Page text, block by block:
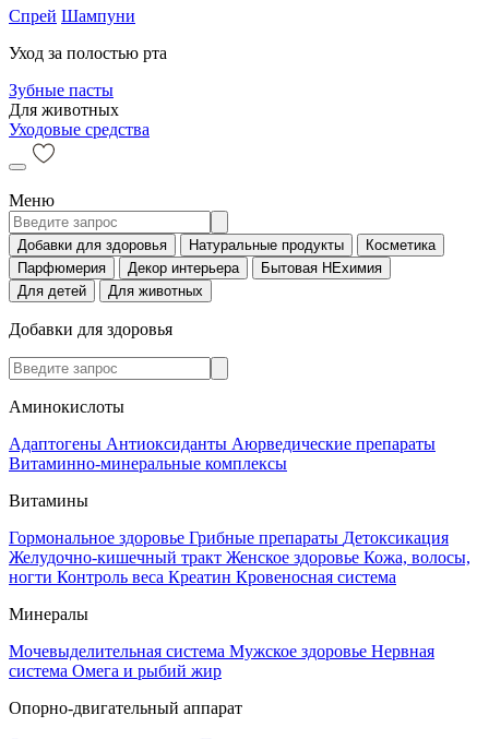
Спрей Шампуни
Уход за полостью рта
Зубные пасты
Для животных
Уходовые средства
Меню
Добавки для здоровья Натуральные продукты
Косметика
Парфюмерия
Декор интерьера
Бытовая НЕхимия
Для детей
Для животных
Добавки для здоровья
Аминокислоты
Адаптогены Антиоксиданты Аюрведические препараты
Витаминно-минеральные комплексы
Витамины
Гормональное здоровье Грибные препараты Детоксикация
Желудочно-кишечный тракт Женское здоровье Кожа, волосы,
ногти Контроль веса Креатин Кровеносная система
Минералы
Мочевыделительная система Мужское здоровье Нервная
система Омега и рыбий жир
Опорно-двигательный аппарат